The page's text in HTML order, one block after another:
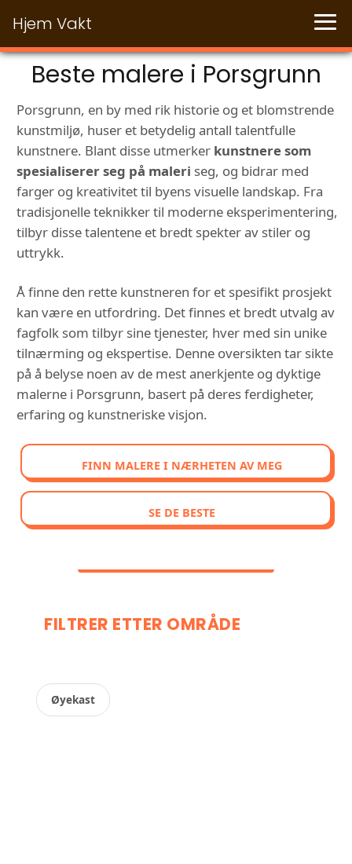
Hjem Vakt
Beste malere i Porsgrunn
Porsgrunn, en by med rik historie og et blomstrende
kunstmiljø, huser et betydelig antall talentfulle
kunstnere. Blant disse utmerker kunstnere som
spesialiserer seg på maleri seg, og bidrar med
farger og kreativitet til byens visuelle landskap. Fra
tradisjonelle teknikker til moderne eksperimentering,
tilbyr disse talentene et bredt spekter av stiler og
uttrykk.
Å finne den rette kunstneren for et spesifikt prosjekt
kan være en utfordring. Det finnes et bredt utvalg av
fagfolk som tilbyr sine tjenester, hver med sin unike
tilnærming og ekspertise. Denne oversikten tar sikte
på å belyse noen av de mest anerkjente og dyktige
malerne i Porsgrunn, basert på deres ferdigheter,
erfaring og kunstneriske visjon.
FINN MALERE I NÆRHETEN AV MEG
SE DE BESTE
FILTRER ETTER OMRÅDE
Øyekast